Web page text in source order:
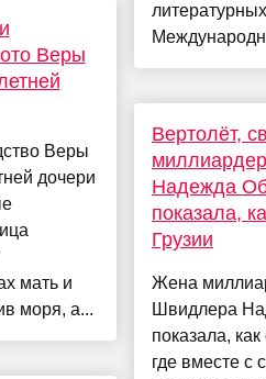
Веры
Веры
дочери
мать и
моря, а...
Вертолёт,
Надежда
показала,
Грузии
Жена
Швидлера
показала,
где вместе с